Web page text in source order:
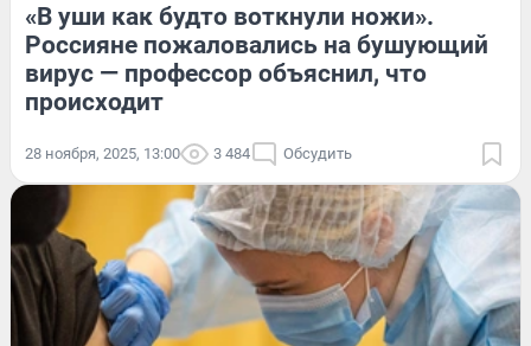
«В уши как будто воткнули ножи».
Россияне пожаловались на бушующий
вирус — профессор объяснил, что
происходит
28 ноября, 2025, 13:00 3 484 Обсудить